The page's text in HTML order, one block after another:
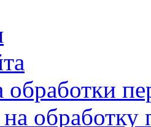
обработки
на